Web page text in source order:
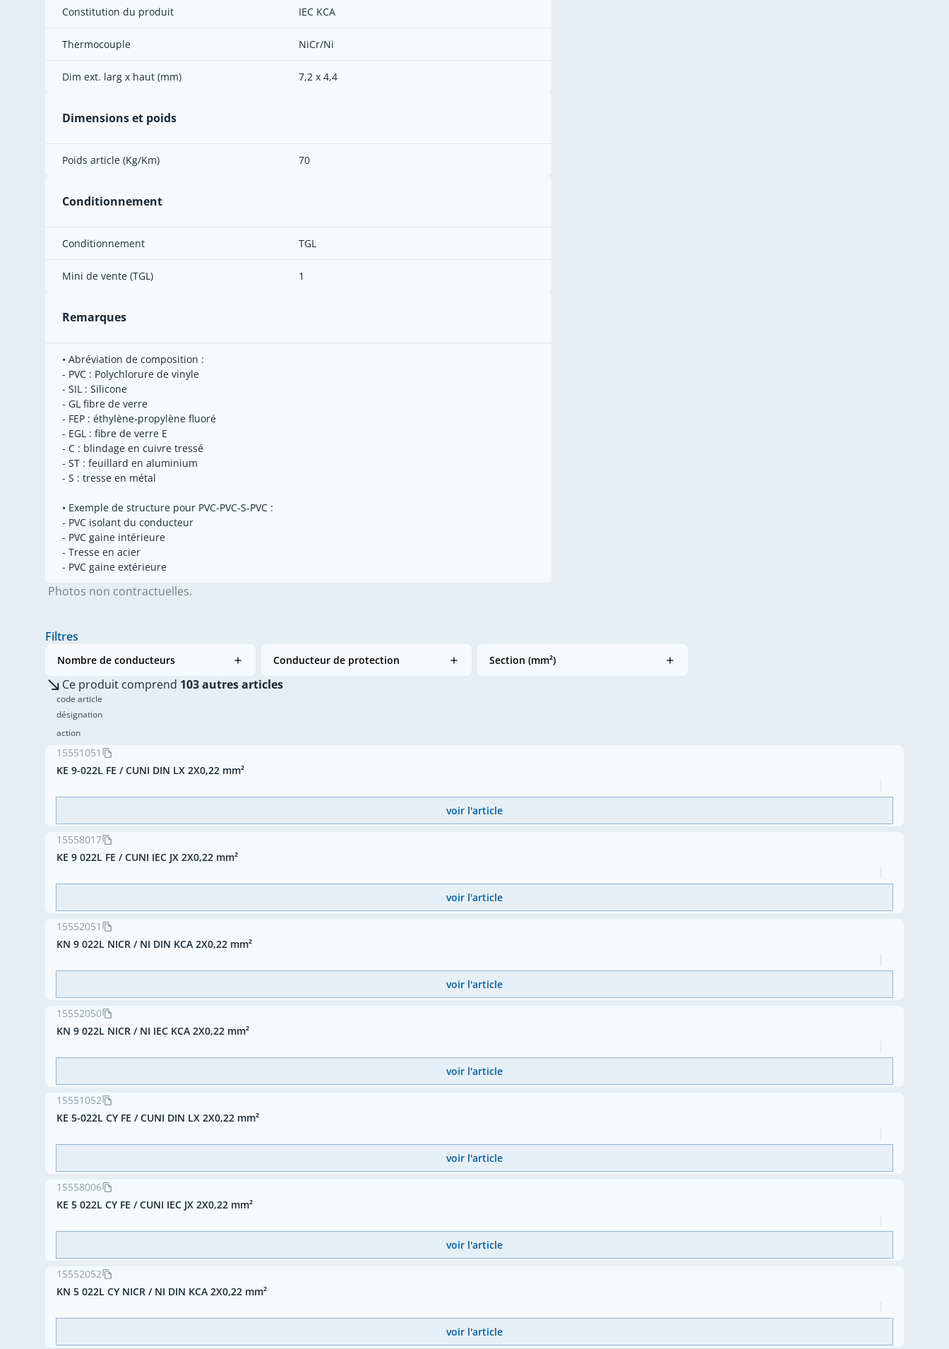
Constitution du produit IEC KCA
Thermocouple NiCr/Ni
Dim ext. larg x haut (mm) 7,2 x 4,4
Dimensions et poids
Poids article (Kg/Km) 70
Conditionnement
Conditionnement TGL
Mini de vente (TGL) 1
Remarques
• Abréviation de composition :
- PVC : Polychlorure de vinyle
- SIL : Silicone
- GL fibre de verre
- FEP : éthylène-propylène fluoré
- EGL : fibre de verre E
- C : blindage en cuivre tressé
- ST : feuillard en aluminium
- S : tresse en métal
• Exemple de structure pour PVC-PVC-S-PVC :
- PVC isolant du conducteur
- PVC gaine intérieure
- Tresse en acier
- PVC gaine extérieure
Photos non contractuelles.
Filtres
Nombre de conducteurs Conducteur de protection Section (mm²)
Ce produit comprend 103 autres articles
code article
désignation
action
15551051
KE 9-022L FE / CUNI DIN LX 2X0,22 mm²
voir l'article
15558017
KE 9 022L FE / CUNI IEC JX 2X0,22 mm²
voir l'article
15552051
KN 9 022L NICR / NI DIN KCA 2X0,22 mm²
voir l'article
15552050
KN 9 022L NICR / NI IEC KCA 2X0,22 mm²
voir l'article
15551052
KE 5-022L CY FE / CUNI DIN LX 2X0,22 mm²
voir l'article
15558006
KE 5 022L CY FE / CUNI IEC JX 2X0,22 mm²
voir l'article
15552052
KN 5 022L CY NICR / NI DIN KCA 2X0,22 mm²
voir l'article